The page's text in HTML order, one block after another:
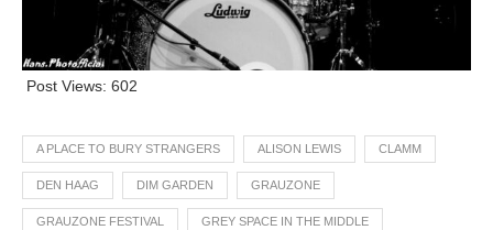
Post Views: 602
A PLACE TO BURY STRANGERS ALISON LEWIS CLAMM
DEN HAAG DIM GARDEN GRAUZONE
GRAUZONE FESTIVAL GREY SPACE IN THE MIDDLE